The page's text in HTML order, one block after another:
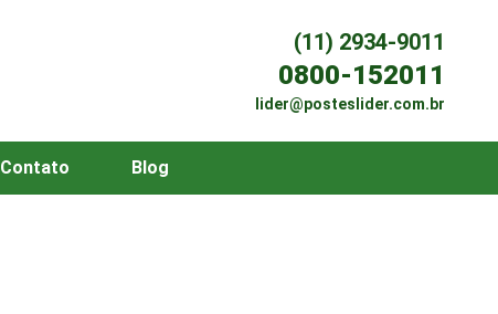
(11) 2934-9011
0800-152011
lider@posteslider.com.br
Contato Blog